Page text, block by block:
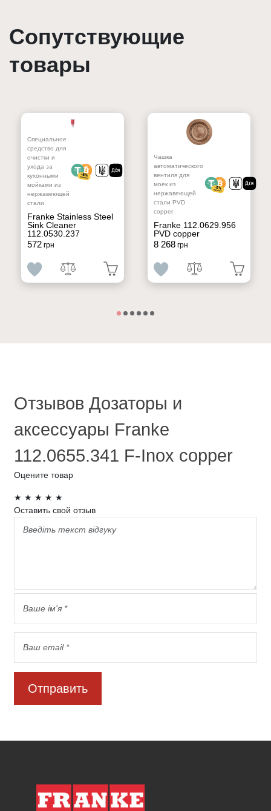
Сопутствующие
товары
Специальное
средство для
очистки и
ухода за
кухонными
мойками из
нержавеющей
стали
Franke Stainless Steel
Sink Cleaner
112.0530.237
572грн
Чашка
автоматического
вентиля для
моек из
нержавеющей
стали PVD
copper
Franke 112.0629.956
PVD copper
8 268грн
Отзывов Дозаторы и
аксессуары Franke
112.0655.341 F-Inox copper
Оцените товар
★ ★ ★ ★ ★
Оставить свой отзыв
Отправить